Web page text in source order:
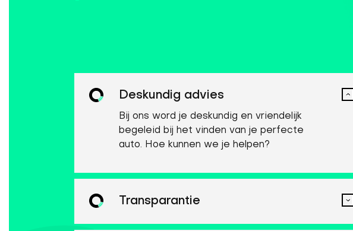
Deskundig advies
Bij ons word je deskundig en vriendelijk
begeleid bij het vinden van je perfecte
auto. Hoe kunnen we je helpen?
Transparantie